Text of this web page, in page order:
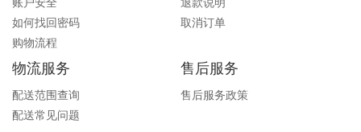
如何找回密码
购物流程
取消订单
物流服务
配送范围查询
配送常见问题
售后服务
售后服务政策